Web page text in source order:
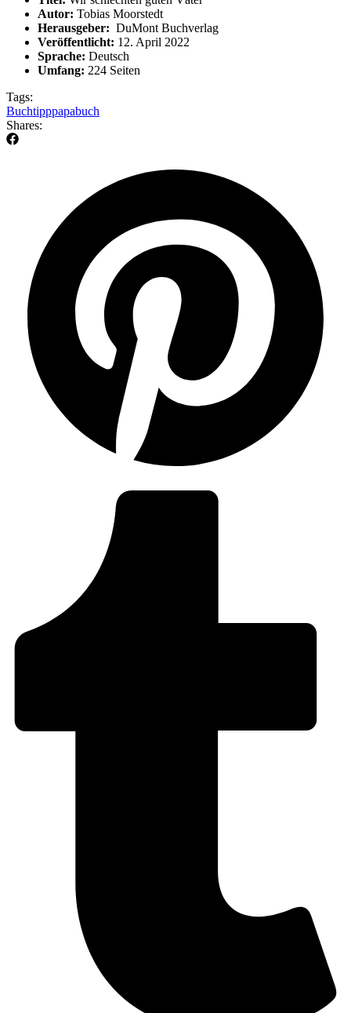
Autor: Tobias Moorstedt
Herausgeber: ‎ DuMont Buchverlag
Veröffentlicht: 12. April 2022
Sprache: ‎ Deutsch
Umfang: ‎ 224 Seiten
Tags:
Buchtipppapabuch
Shares: